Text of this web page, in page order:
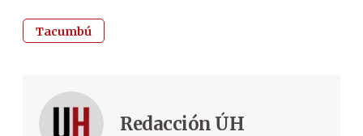
Tacumbú
Redacción ÚH